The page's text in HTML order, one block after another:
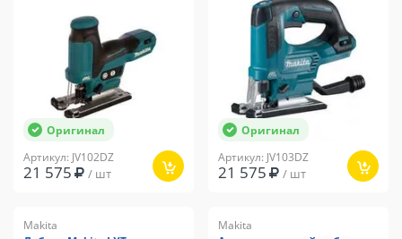
Оригинал
Артикул: JV102DZ
21 575 / шт
Оригинал
Артикул: JV103DZ
21 575 / шт
Makita
Makita